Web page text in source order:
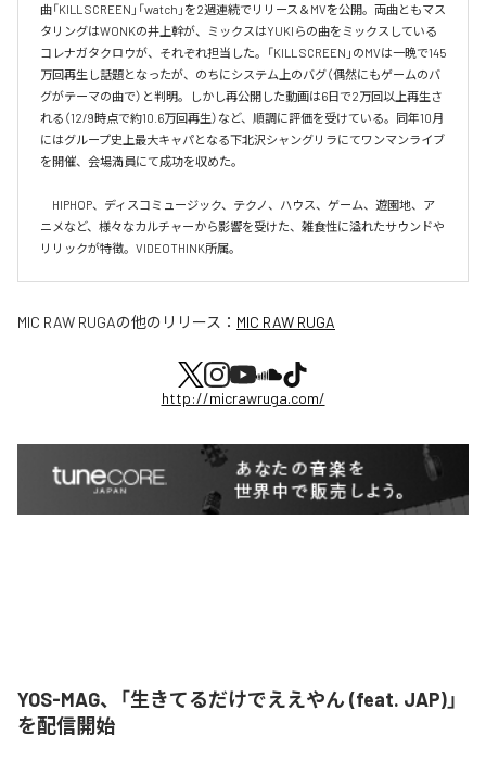
曲「KILL SCREEN」「watch」を2週連続でリリース＆MVを公開。両曲ともマス
タリングはWONKの井上幹が、ミックスはYUKIらの曲をミックスしている
コレナガタクロウが、それぞれ担当した。「KILL SCREEN」のMVは一晩で145
万回再生し話題となったが、のちにシステム上のバグ（偶然にもゲームのバ
グがテーマの曲で）と判明。しかし再公開した動画は6日で2万回以上再生さ
れる（12/9時点で約10.6万回再生）など、順調に評価を受けている。同年10月
にはグループ史上最大キャパとなる下北沢シャングリラにてワンマンライブ
を開催、会場満員にて成功を収めた。
HIPHOP、ディスコミュージック、テクノ、ハウス、ゲーム、遊園地、ア
ニメなど、様々なカルチャーから影響を受けた、雑食性に溢れたサウンドや
リリックが特徴。VIDEOTHINK所属。
MIC RAW RUGAの他のリリース： MIC RAW RUGA
http://micrawruga.com/
YOS-MAG、「生きてるだけでええやん (feat. JAP)」
を配信開始